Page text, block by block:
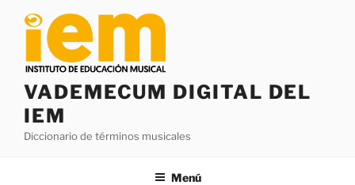
contenido
VADEMECUM DIGITAL DEL
IEM
Diccionario de términos musicales
Menú